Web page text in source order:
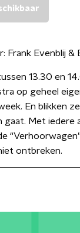
Frank Evenblij &
13.30 en
op geheel
En blikken
gaat. Met iedere
ontbreken.